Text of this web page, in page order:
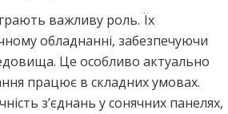
важливу роль. Їх
обладнанні, забезпечуючи
Це особливо актуально
працює в складних умовах.
з’єднань у сонячних панелях,